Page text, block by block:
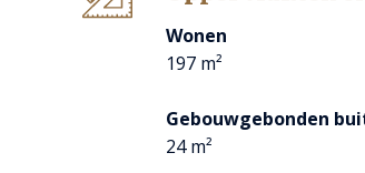
magnetron. Ook hier bieden
Wonen
197 m²
Gebouwgebonden
24 m²